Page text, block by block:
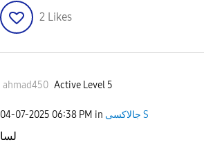
2 Likes
ahmad450 Active Level 5
‎04-07-2025 06:38 PM in جالاكسى S
لسا